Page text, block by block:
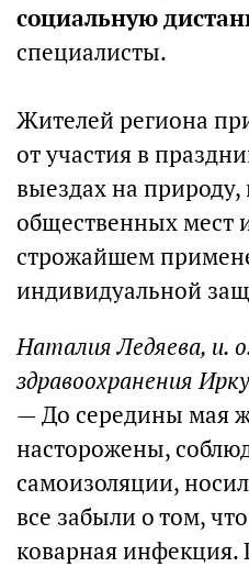
социальную
специалисты.
Жителей региона
от участия в
выездах на
общественных мест
строжайшем
индивидуальной
Наталия Ледяева, и.
здравоохранения
— До середины мая
насторожены,
самоизоляции,
все забыли о том,
коварная инфекция.